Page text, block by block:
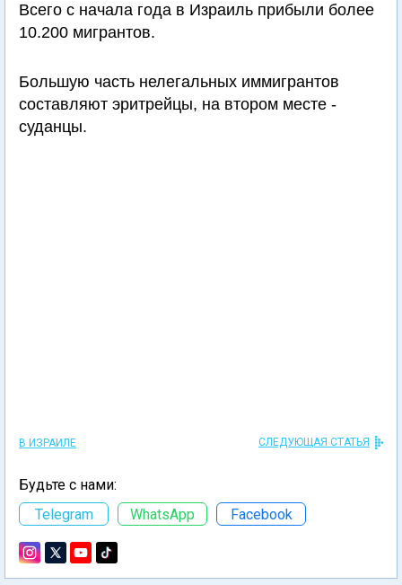
Всего с начала года в Израиль прибыли более
10.200 мигрантов.
Большую часть нелегальных иммигрантов
составляют эритрейцы, на втором месте -
суданцы.
В ИЗРАИЛЕ СЛЕДУЮЩАЯ СТАТЬЯ
Будьте с нами:
Telegram
WhatsApp Facebook